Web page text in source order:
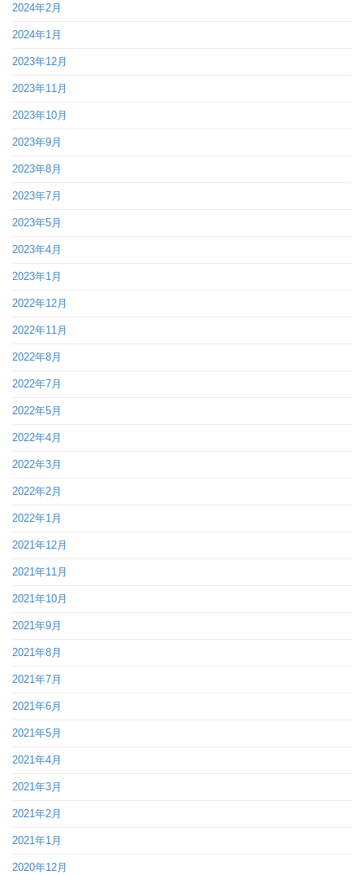
2024年2月
2024年1月
2023年12月
2023年11月
2023年10月
2023年9月
2023年8月
2023年7月
2023年5月
2023年4月
2023年1月
2022年12月
2022年11月
2022年8月
2022年7月
2022年5月
2022年4月
2022年3月
2022年2月
2022年1月
2021年12月
2021年11月
2021年10月
2021年9月
2021年8月
2021年7月
2021年6月
2021年5月
2021年4月
2021年3月
2021年2月
2021年1月
2020年12月